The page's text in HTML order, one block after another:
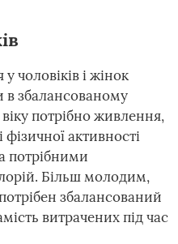
чоловіків і жінок
в збалансованому
потрібно живлення,
активності
потрібними
Більш молодим,
збалансований
витрачених під час